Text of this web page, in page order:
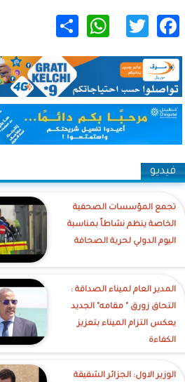
Facebook
Twitter
WhatsApp
فيديو
تجمع المؤسسات الصحفية
الخاصة ينظم نشاطاً بمناسبة
اليوم الدولي لحرية الصحافة
‎المدير العام لميناء الصداقة :
التحاق زورق " مقامه" الجديد
يعكس التزام الميناء بتعزيز
الكفاءة
الوزير الاول: الجزائر الشقيقة